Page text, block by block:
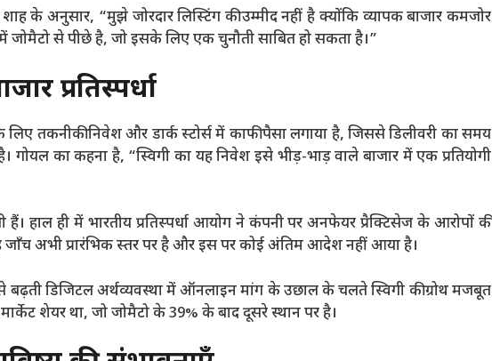
के अनुसार, “मुझे जोरदार लिस्टिंग की उम्मीद नहीं है क्योंकि व्यापक बाजार कमजोर
में जोमैटो से पीछे है, जो इसके लिए एक चुनौती साबित हो सकता है।”
प्रतिस्पर्धा
तकनीकी निवेश और डार्क स्टोर्स में काफी पैसा लगाया है, जिससे डिलीवरी का समय
गोयल का कहना है, “स्विगी का यह निवेश इसे भीड़-भाड़ वाले बाजार में एक प्रतियोगी
हैं। हाल ही में भारतीय प्रतिस्पर्धा आयोग ने कंपनी पर अनफेयर प्रैक्टिसेज के आरोपों की
अभी प्रारंभिक स्तर पर है और इस पर कोई अंतिम आदेश नहीं आया है।
बढ़ती डिजिटल अर्थव्यवस्था में ऑनलाइन मांग के उछाल के चलते स्विगी की ग्रोथ मजबूत
शेयर था, जो जोमैटो के 39% के बाद दूसरे स्थान पर है।